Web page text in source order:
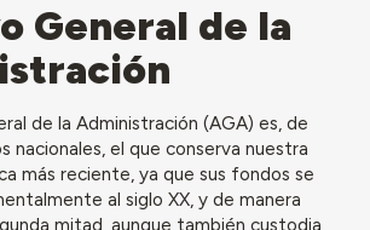
General de la
de la Administración (AGA) es, de
nacionales, el que conserva nuestra
más reciente, ya que sus fondos se
al siglo XX, y de manera
mitad, aunque también custodia